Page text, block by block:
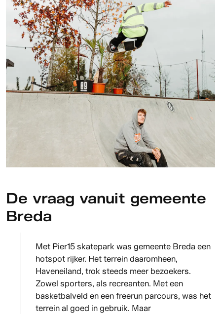
De vraag vanuit gemeente
Breda
Met Pier15 skatepark was gemeente Breda een
hotspot rijker. Het terrein daaromheen,
Haveneiland, trok steeds meer bezoekers.
Zowel sporters, als recreanten. Met een
basketbalveld en een freerun parcours, was het
terrein al goed in gebruik. Maar